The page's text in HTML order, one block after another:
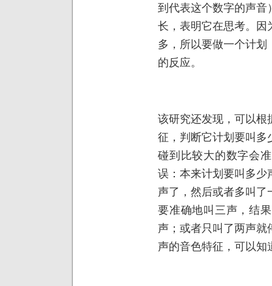
到代表这个数字的声音
长，表明它在思考。因
多，所以要做一个计
的反应。
该研究还发现，可以根
征，判断它计划要叫多
碰到比较大的数字会
误：本来计划要叫多少
声了，然后或者多叫
要准确地叫三声，结
声；或者只叫了两声
声的音色特征，可以知